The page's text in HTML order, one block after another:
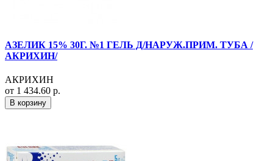
АЗЕЛИК 15% 30Г. №1 ГЕЛЬ Д/НАРУЖ.ПРИМ. ТУБА /
АКРИХИН/
АКРИХИН
от 1 434.60 р.
В корзину